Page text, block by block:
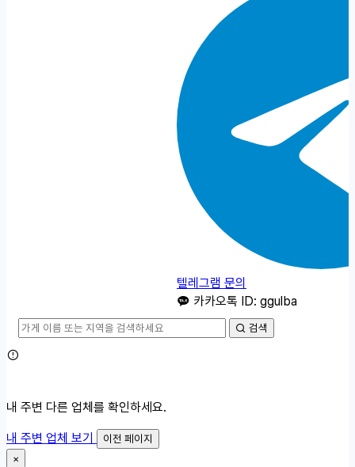
텔레그램 문의
카카오톡 ID: ggulba
검색
내 주변 다른 업체를 확인하세요.
내 주변 업체 보기
이전 페이지
×